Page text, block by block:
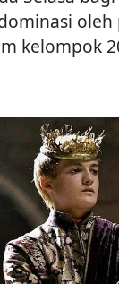
oleh
kelompok